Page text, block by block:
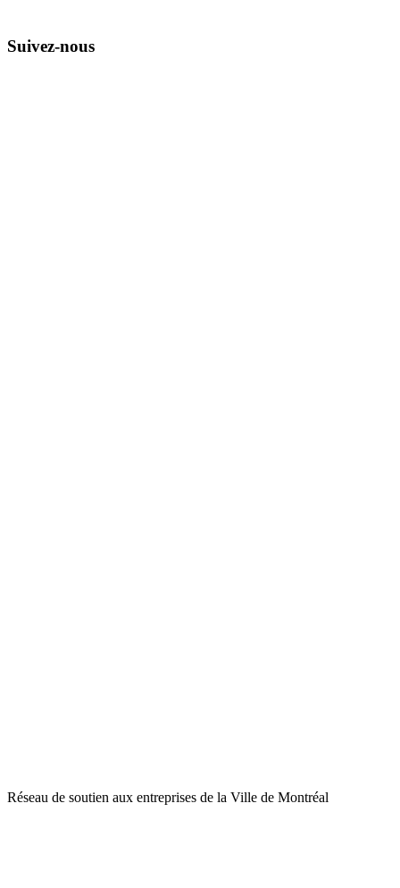
Suivez-nous
Réseau de soutien aux entreprises de la Ville de Montréal